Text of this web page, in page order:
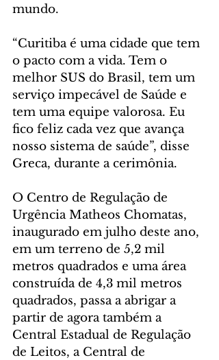
mundo.
“Curitiba é uma cidade que tem
o pacto com a vida. Tem o
melhor SUS do Brasil, tem um
serviço impecável de Saúde e
tem uma equipe valorosa. Eu
fico feliz cada vez que avança
nosso sistema de saúde”, disse
Greca, durante a cerimônia.
O Centro de Regulação de
Urgência Matheos Chomatas,
inaugurado em julho deste ano,
em um terreno de 5,2 mil
metros quadrados e uma área
construída de 4,3 mil metros
quadrados, passa a abrigar a
partir de agora também a
Central Estadual de Regulação
de Leitos, a Central de